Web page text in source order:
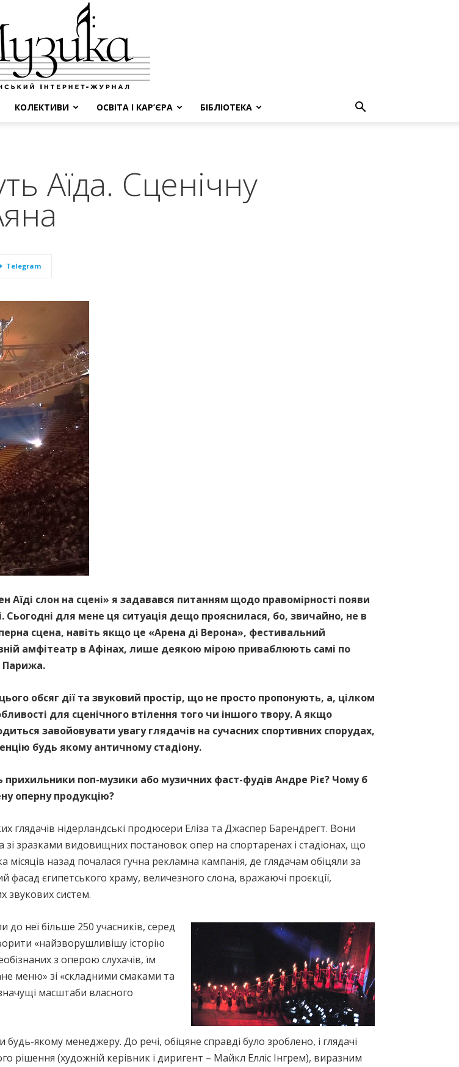
КОЛЕКТИВИ ОСВІТА І КАР’ЄРА БІБЛІОТЕКА
Аїда. Сценічну
Telegram
Аїді слон на сцені» я задавався питанням щодо правомірності появи
Сьогодні для мене ця ситуація дещо прояснилася, бо, звичайно, не в
сцена, навіть якщо це «Арена ді Верона», фестивальний
амфітеатр в Афінах, лише деякою мірою приваблюють самі по
Парижа.
обсяг дії та звуковий простір, що не просто пропонують, а, цілком
для сценічного втілення того чи іншого твору. А якщо
завойовувати увагу глядачів на сучасних спортивних спорудах,
будь якому античному стадіону.
прихильники поп-музики або музичних фаст-фудів Андре Ріє? Чому б
оперну продукцію?
нідерландські продюсери Еліза та Джаспер Барендрегт. Вони
зразками видовищних постановок опер на спортаренах і стадіонах, що
назад почалася гучна рекламна кампанія, де глядачам обіцяли за
єгипетського храму, величезного слона, вражаючі проєкції,
звукових систем.
неї більше 250 учасників, серед
«найзворушливішу історію
з оперою слухачів, їм
меню» зі «складними смаками та
масштаби власного
якому менеджеру. До речі, обіцяне справді було зроблено, і глядачі
рішення (художній керівник і диригент – Майкл Елліс Інгрем), виразним